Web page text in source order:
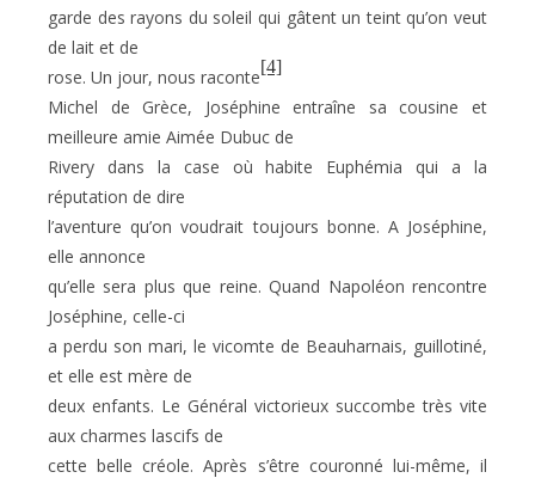
garde des rayons du soleil qui gâtent un teint qu’on veut
de lait et de
rose. Un jour, nous raconte[4]
Michel de Grèce, Joséphine entraîne sa cousine et
meilleure amie Aimée Dubuc de
Rivery dans la case où habite Euphémia qui a la
réputation de dire
l’aventure qu’on voudrait toujours bonne. A Joséphine,
elle annonce
qu’elle sera plus que reine. Quand Napoléon rencontre
Joséphine, celle-ci
a perdu son mari, le vicomte de Beauharnais, guillotiné,
et elle est mère de
deux enfants. Le Général victorieux succombe très vite
aux charmes lascifs de
cette belle créole. Après s’être couronné lui-même, il